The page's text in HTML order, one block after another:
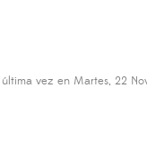
vez en Martes, 22